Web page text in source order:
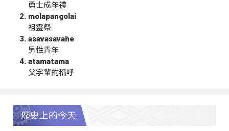
勇士成年禮
molapangolai
祖靈祭
asavasavahe
男性青年
atamatama
父字輩的稱呼
歷史上的今天